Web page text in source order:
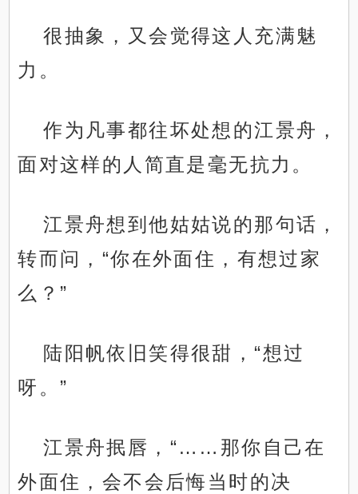
很抽象，又会觉得这人充满魅
力。
作为凡事都往坏处想的江景舟，
面对这样的人简直是毫无抗力。
江景舟想到他姑姑说的那句话，
转而问，“你在外面住，有想过家
么？”
陆阳帆依旧笑得很甜，“想过
呀。”
江景舟抿唇，“……那你自己在
外面住，会不会后悔当时的决